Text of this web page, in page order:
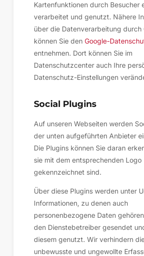
Kartenfunktionen durch Besucher
verarbeitet und genutzt. Nähere
über die Datenverarbeitung durch
können Sie den Google-
entnehmen. Dort können Sie im
Datenschutzcenter auch Ihre
Datenschutz-Einstellungen
Social Plugins
Auf unseren Webseiten werden
der unten aufgeführten Anbieter
Die Plugins können Sie daran
sie mit dem entsprechenden Logo
gekennzeichnet sind.
Über diese Plugins werden unter
Informationen, zu denen auch
personenbezogene Daten
den Dienstebetreiber gesendet
diesem genutzt. Wir verhindern
unbewusste und ungewollte